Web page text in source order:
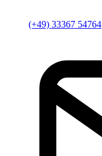
(+49) 33367 54764